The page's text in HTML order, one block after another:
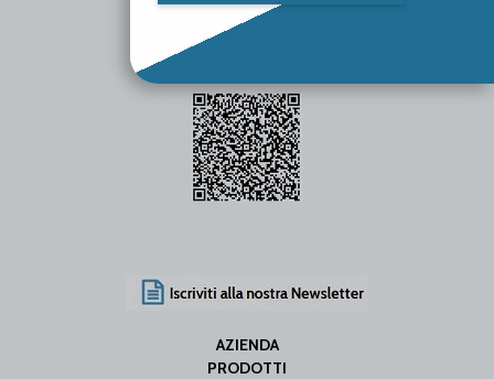
P.Iva / C.F. 01642060469
SDI Code: SUBM70N
AZIENDA
PRODOTTI